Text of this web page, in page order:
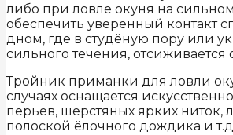
либо при ловле окуня на
обеспечить уверенный контакт
дном, где в студёную пору или
сильного течения, отсиживается
Тройник приманки для ловли
случаях оснащается
перьев, шерстяных ярких ниток,
полоской ёлочного дождика и